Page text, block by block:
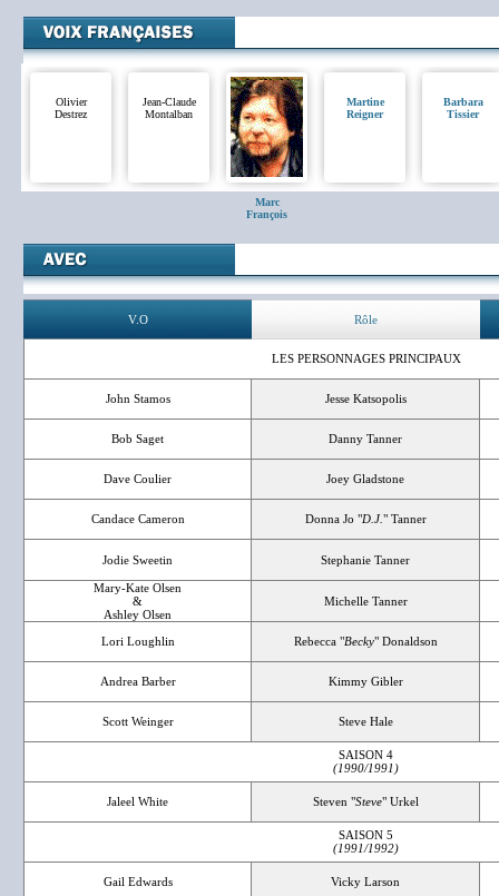
Olivier
Destrez
Jean-Claude
Montalban
Marc
François
Martine
Reigner
Barbara
Tissier
V.O Rôle
LES PERSONNAGES PRINCIPAUX
John Stamos Jesse Katsopolis
Bob Saget Danny Tanner
Dave Coulier Joey Gladstone
Candace Cameron Donna Jo "D.J." Tanner
Jodie Sweetin Stephanie Tanner
Mary-Kate Olsen
&
Ashley Olsen
Michelle Tanner
Lori Loughlin Rebecca "Becky" Donaldson
Andrea Barber Kimmy Gibler
Scott Weinger Steve Hale
SAISON 4
(1990/1991)
Jaleel White Steven "Steve" Urkel
SAISON 5
(1991/1992)
Gail Edwards Vicky Larson